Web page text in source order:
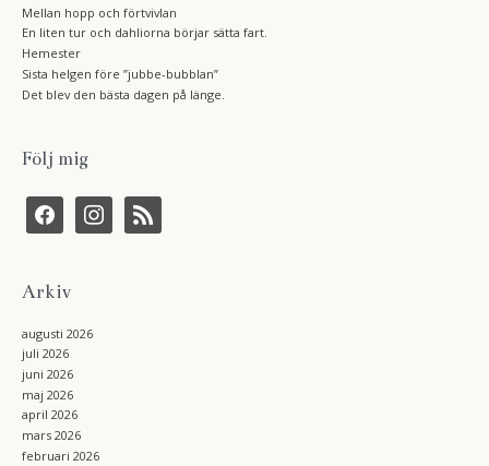
Mellan hopp och förtvivlan
En liten tur och dahliorna börjar sätta fart.
Hemester
Sista helgen före ”jubbe-bubblan”
Det blev den bästa dagen på länge.
Följ mig
f
c
o
i
s
m
r
s
Arkiv
augusti 2026
juli 2026
juni 2026
maj 2026
april 2026
mars 2026
februari 2026